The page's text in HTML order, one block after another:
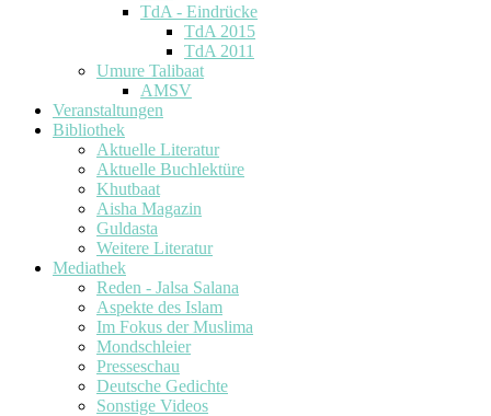
TdA - Eindrücke
TdA 2015
TdA 2011
Umure Talibaat
AMSV
Veranstaltungen
Bibliothek
Aktuelle Literatur
Aktuelle Buchlektüre
Khutbaat
Aisha Magazin
Guldasta
Weitere Literatur
Mediathek
Reden - Jalsa Salana
Aspekte des Islam
Im Fokus der Muslima
Mondschleier
Presseschau
Deutsche Gedichte
Sonstige Videos